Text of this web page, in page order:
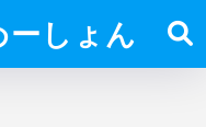
しょん